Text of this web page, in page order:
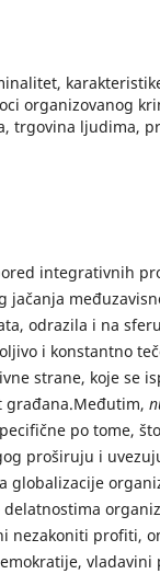
organizovanog
trgovina ljudima,
integrativnih
jačanja
odrazila i na
i konstantno
strane, koje se
građana.Međutim,
po tome,
proširuju i
globalizacije
delatnostima
nezakoniti profiti,
vladavini